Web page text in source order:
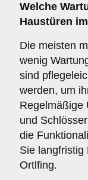
Welche
Haustüren
Die meisten
wenig
sind
werden, um
Regelmäßige
und
die
Sie langfristig
Ortlfing.